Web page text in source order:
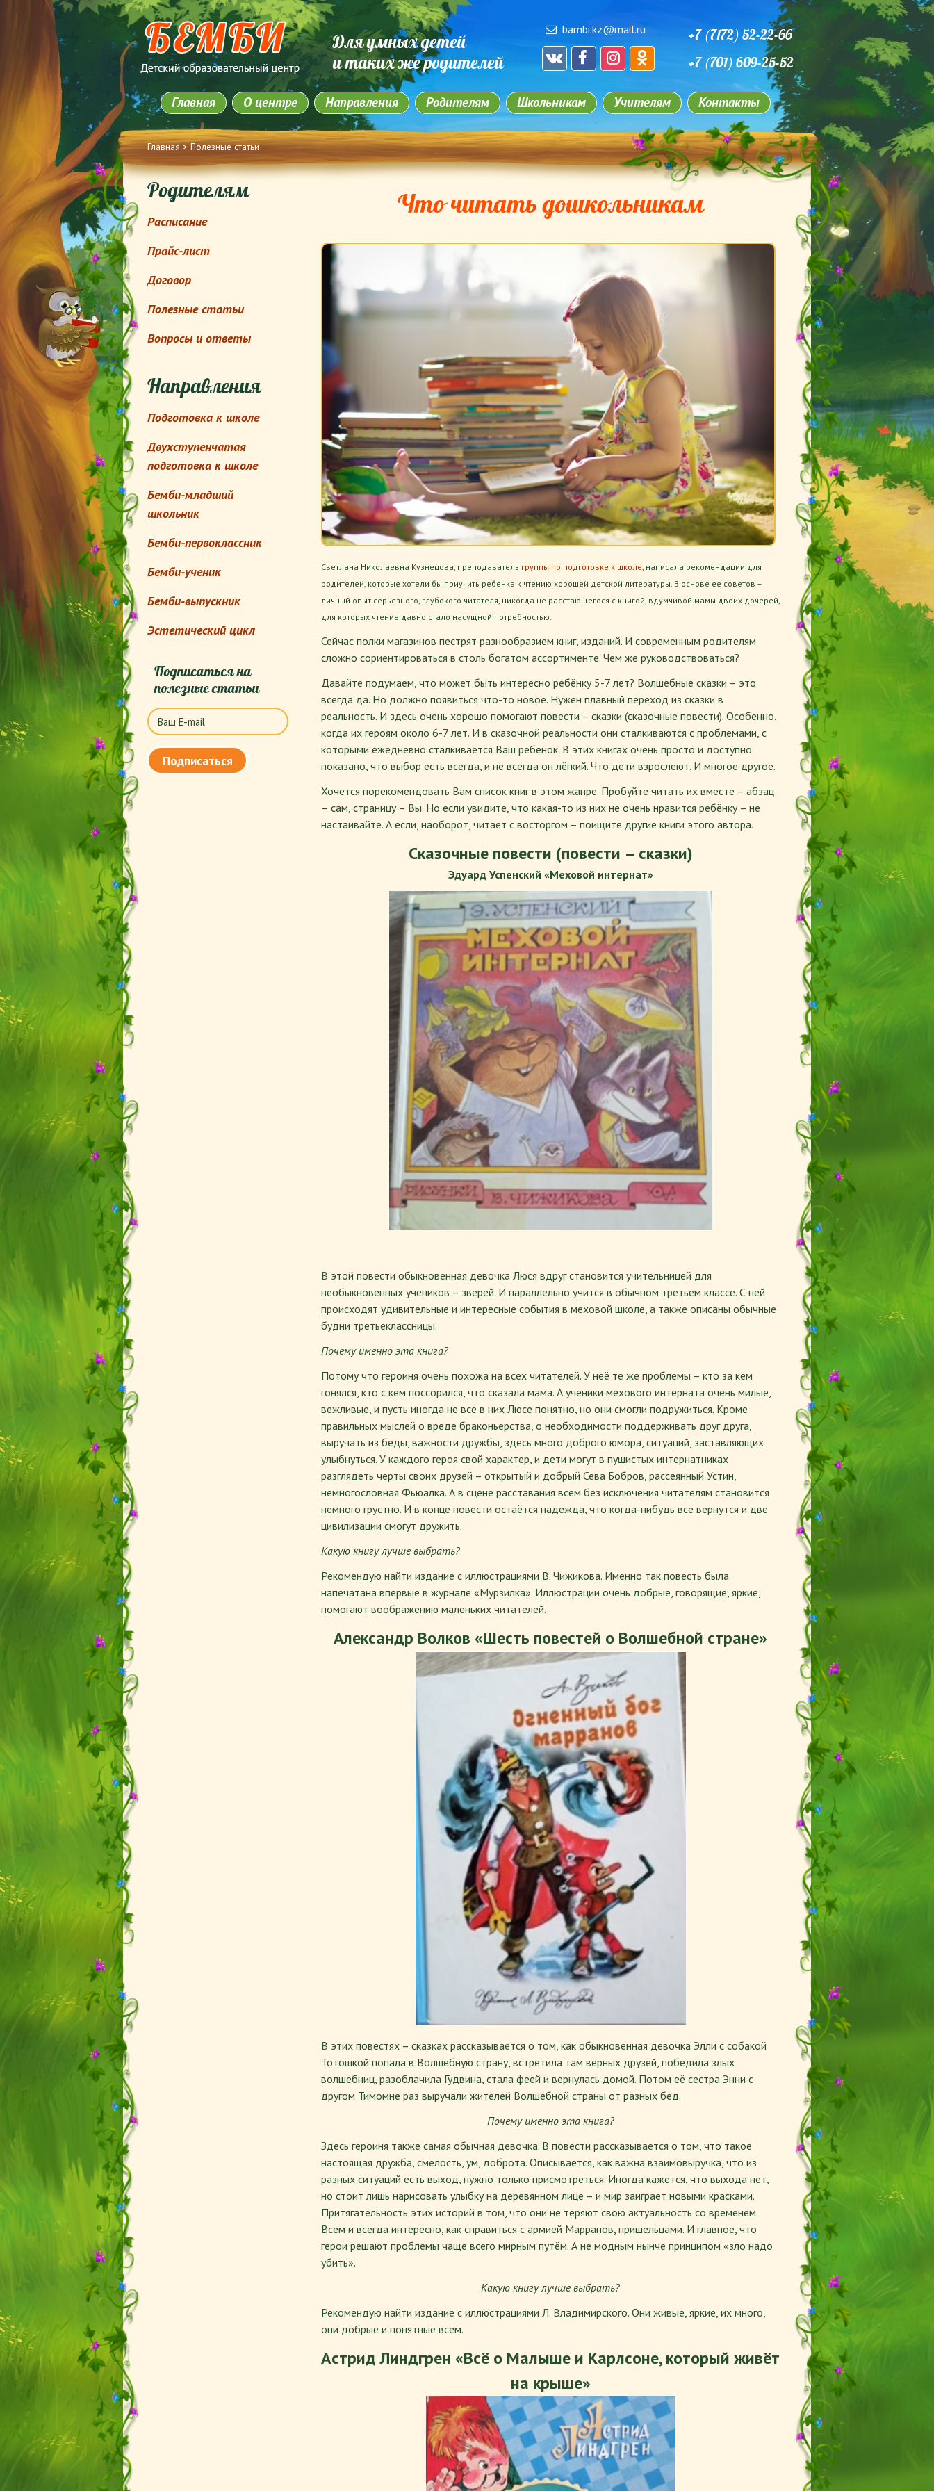
Для умных детей
и таких же родителей
bambi.kz@mail.ru
+7 (7172) 52-22-66
+7 (701) 609-25-52
Главная О центре Направления Родителям Школьникам Учителям Контакты
Вы здесь
Главная>Полезные статьи
Что читать дошкольникам
Светлана Николаевна Кузнецова, преподаватель группы по подготовке к школе, написала рекомендации для
родителей, которые хотели бы приучить ребенка к чтению хорошей детской литературы. В основе ее советов –
личный опыт серьезного, глубокого читателя, никогда не расстающегося с книгой, вдумчивой мамы двоих дочерей,
для которых чтение давно стало насущной потребностью.
Сейчас полки магазинов пестрят разнообразием книг, изданий. И современным родителям
сложно сориентироваться в столь богатом ассортименте. Чем же руководствоваться?
Давайте подумаем, что может быть интересно ребёнку 5-7 лет? Волшебные сказки – это
всегда да. Но должно появиться что-то новое. Нужен плавный переход из сказки в
реальность. И здесь очень хорошо помогают повести – сказки (сказочные повести). Особенно,
когда их героям около 6-7 лет. И в сказочной реальности они сталкиваются с проблемами, с
которыми ежедневно сталкивается Ваш ребёнок. В этих книгах очень просто и доступно
показано, что выбор есть всегда, и не всегда он лёгкий. Что дети взрослеют. И многое другое.
Хочется порекомендовать Вам список книг в этом жанре. Пробуйте читать их вместе – абзац
– сам, страницу – Вы. Но если увидите, что какая-то из них не очень нравится ребёнку – не
настаивайте. А если, наоборот, читает с восторгом – поищите другие книги этого автора.
Сказочные повести (повести – сказки)
Эдуард Успенский «Меховой интернат»
В этой повести обыкновенная девочка Люся вдруг становится учительницей для
необыкновенных учеников – зверей. И параллельно учится в обычном третьем классе. С ней
происходят удивительные и интересные события в меховой школе, а также описаны обычные
будни третьеклассницы.
Почему именно эта книга?
Потому что героиня очень похожа на всех читателей. У неё те же проблемы – кто за кем
гонялся, кто с кем поссорился, что сказала мама. А ученики мехового интерната очень милые,
вежливые, и пусть иногда не всё в них Люсе понятно, но они смогли подружиться. Кроме
правильных мыслей о вреде браконьерства, о необходимости поддерживать друг друга,
выручать из беды, важности дружбы, здесь много доброго юмора, ситуаций, заставляющих
улыбнуться. У каждого героя свой характер, и дети могут в пушистых интернатниках
разглядеть черты своих друзей – открытый и добрый Сева Бобров, рассеянный Устин,
немногословная Фьюалка. А в сцене расставания всем без исключения читателям становится
немного грустно. И в конце повести остаётся надежда, что когда-нибудь все вернутся и две
цивилизации смогут дружить.
Какую книгу лучше выбрать?
Рекомендую найти издание с иллюстрациями В. Чижикова. Именно так повесть была
напечатана впервые в журнале «Мурзилка». Иллюстрации очень добрые, говорящие, яркие,
помогают воображению маленьких читателей.
Александр Волков «Шесть повестей о Волшебной стране»
В этих повестях – сказках рассказывается о том, как обыкновенная девочка Элли с собакой
Тотошкой попала в Волшебную страну, встретила там верных друзей, победила злых
волшебниц, разоблачила Гудвина, стала феей и вернулась домой. Потом её сестра Энни с
другом Тимомне раз выручали жителей Волшебной страны от разных бед.
Почему именно эта книга?
Здесь героиня также самая обычная девочка. В повести рассказывается о том, что такое
настоящая дружба, смелость, ум, доброта. Описывается, как важна взаимовыручка, что из
разных ситуаций есть выход, нужно только присмотреться. Иногда кажется, что выхода нет,
но стоит лишь нарисовать улыбку на деревянном лице – и мир заиграет новыми красками.
Притягательность этих историй в том, что они не теряют свою актуальность со временем.
Всем и всегда интересно, как справиться с армией Марранов, пришельцами. И главное, что
герои решают проблемы чаще всего мирным путём. А не модным нынче принципом «зло надо
убить».
Какую книгу лучше выбрать?
Рекомендую найти издание с иллюстрациями Л. Владимирского. Они живые, яркие, их много,
они добрые и понятные всем.
Астрид Линдгрен «Всё о Малыше и Карлсоне, который живёт
на крыше»
Родителям
Расписание
Прайс-лист
Договор
Полезные статьи
Вопросы и ответы
Направления
Подготовка к школе
Двухступенчатая
подготовка к школе
Бемби-младший
школьник
Бемби-первоклассник
Бемби-ученик
Бемби-выпускник
Эстетический цикл
Подписаться на
полезные статьи